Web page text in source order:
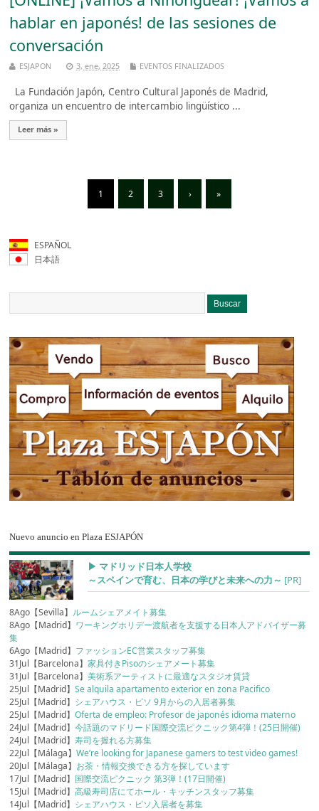
hablar en japonés! de las sesiones de
conversación
ESJAPON 3, ene, 2025 EVENTOS FINALIZADOS
La Fundación Japón, Centro Cultural Japonés de Madrid,
organiza un encuentro de intercambio lingüístico ...
Leer más »
1 2 3 › »
ESPAÑOL
日本語
Nuevo anuncio en Plaza ESJAPÓN
▶︎ マドリッド日本人学校
～スペインで育む、日本の学びと未来への力～ [PR]
8Ago【Sevilla】 ルームシェアメイト募集
8Ago【Madrid】 ワーキングホリデー渡航者を支援する日本人アドバイザー募
集
6Ago【Madrid】 ファッションEC営業スタッフ募集
31Jul【Barcelona】家具付きPisoのシェアメート募集
31Jul【Barcelona】美術系アーティストに最適なスタジオ賃貸
25Jul【Madrid】Se alquila apartamento exterior en zona Pacifico
25Jul【Madrid】 シェアハウス・ピソ 9月からの入居者募集
25Jul【Madrid】Oferta de empleo: Profesor de japonés idioma materno
24Jul【Madrid】今話題のマドリード国際交流ピクニック第4弾！(25日開催)
24Jul【Madrid】寿司を握れる方募集
22Jul【Málaga】We’re looking for Japanese gamers to test video games!
20Jul【Málaga】 お茶・情報交換できる方を探しています
17Jul【Madrid】 国際交流ピクニック 第3弾！(17日開催)
15Jul【Madrid】高級寿司店にてホール・キッチンスタッフ募集
14Jul【Madrid】 シェアハウス・ピソ入居者を募集